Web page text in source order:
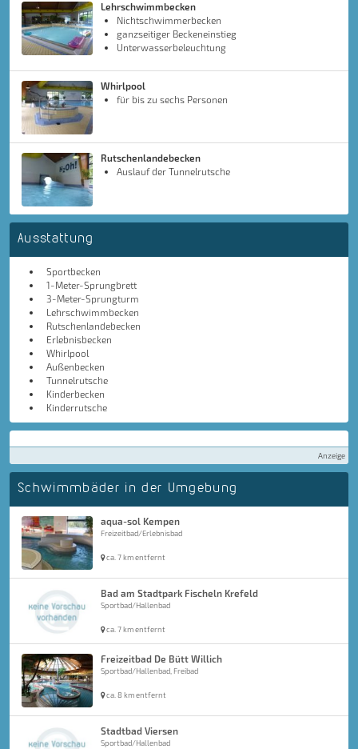
Lehrschwimmbecken
Nichtschwimmerbecken
ganzseitiger Beckeneinstieg
Unterwasserbeleuchtung
Whirlpool
für bis zu sechs Personen
Rutschenlandebecken
Auslauf der Tunnelrutsche
Ausstattung
Sportbecken
1-Meter-Sprungbrett
3-Meter-Sprungturm
Lehrschwimmbecken
Rutschenlandebecken
Erlebnisbecken
Whirlpool
Außenbecken
Tunnelrutsche
Kinderbecken
Kinderrutsche
Anzeige
Schwimmbäder in der Umgebung
aqua-sol Kempen
Freizeitbad/Erlebnisbad
ca. 7 km entfernt
Bad am Stadtpark Fischeln Krefeld
Sportbad/Hallenbad
ca. 7 km entfernt
Freizeitbad De Bütt Willich
Sportbad/Hallenbad, Freibad
ca. 8 km entfernt
Stadtbad Viersen
Sportbad/Hallenbad